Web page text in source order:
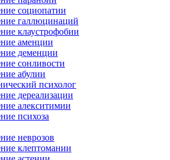
социопатии
галлюцинаций
клаустрофобии
аменции
деменции
сонливости
абулии
психолог
дереализации
алекситимии
психоза
неврозов
клептомании